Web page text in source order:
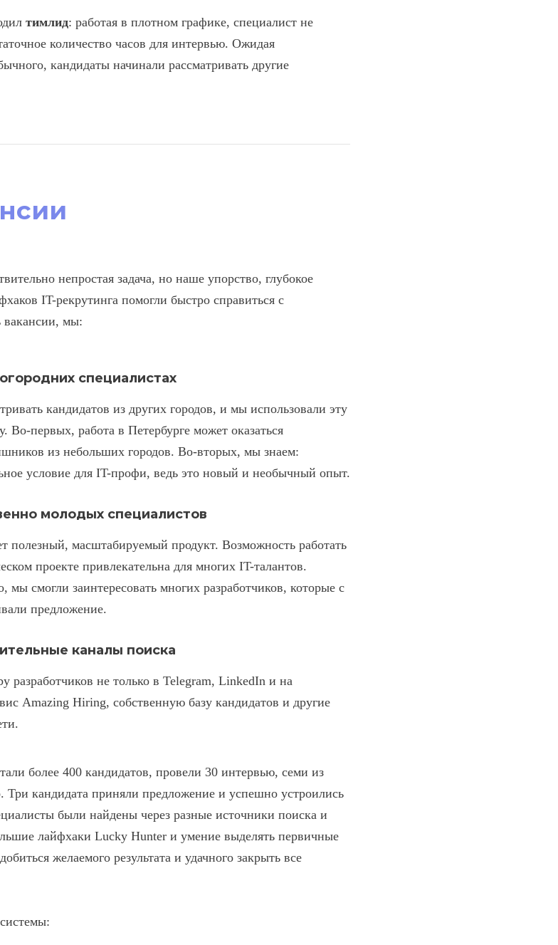
тимлид: работая в плотном графике, специалист не
количество часов для интервью. Ожидая
кандидаты начинали рассматривать другие
непростая задача, но наше упорство, глубокое
IT-рекрутинга помогли быстро справиться с
вакансии, мы:
специалистах
кандидатов из других городов, и мы использовали эту
Во-первых, работа в Петербурге может оказаться
из небольших городов. Во-вторых, мы знаем:
условие для IT-профи, ведь это новый и необычный опыт.
молодых специалистов
полезный, масштабируемый продукт. Возможность работать
проекте привлекательна для многих IT-талантов.
мы смогли заинтересовать многих разработчиков, которые с
предложение.
каналы поиска
не только в Telegram, LinkedIn и на
Amazing Hiring, собственную базу кандидатов и другие
более 400 кандидатов, провели 30 интервью, семи из
Три кандидата приняли предложение и успешно устроились
были найдены через разные источники поиска и
лайфхаки Lucky Hunter и умение выделять первичные
желаемого результата и удачного закрыть все